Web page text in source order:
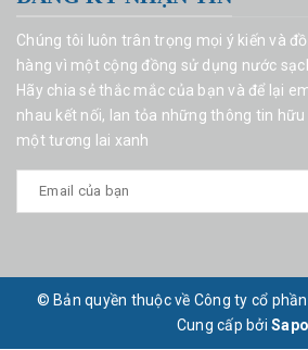
Chúng tôi luôn trân trọng mọi ý kiến và
hàng vì một cộng đồng sử dụng nước
Hãy chia sẻ thắc mắc của bạn và để lại
nhau kết nối, lan tỏa những thông tin hữu
một tương lai xanh
© Bản quyền thuộc về Công ty cổ
Cung cấp bởiSapo